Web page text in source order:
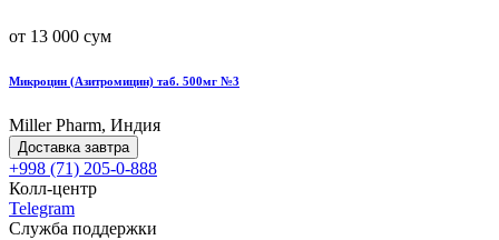
от 13 000 сум
Микроцин (Азитромицин) таб. 500мг №3
Miller Pharm, Индия
Доставка завтра
+998 (71) 205-0-888
Колл-центр
Telegram
Служба поддержки